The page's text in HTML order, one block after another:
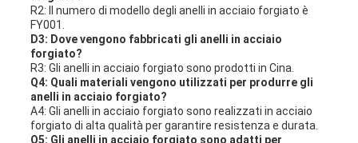
R2: Il numero di modello degli anelli in acciaio forgiato è
FY001.
D3: Dove vengono fabbricati gli anelli in acciaio
forgiato?
R3: Gli anelli in acciaio forgiato sono prodotti in Cina.
Q4: Quali materiali vengono utilizzati per produrre gli
anelli in acciaio forgiato?
A4: Gli anelli in acciaio forgiato sono realizzati in acciaio
forgiato di alta qualità per garantire resistenza e durata.
Q5: Gli anelli in acciaio forgiato sono adatti per